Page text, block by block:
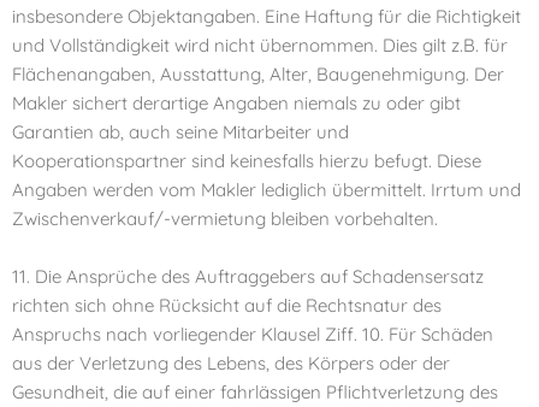
insbesondere Objektangaben. Eine Haftung für die Richtigkeit
und Vollständigkeit wird nicht übernommen. Dies gilt z.B. für
Flächenangaben, Ausstattung, Alter, Baugenehmigung. Der
Makler sichert derartige Angaben niemals zu oder gibt
Garantien ab, auch seine Mitarbeiter und
Kooperationspartner sind keinesfalls hierzu befugt. Diese
Angaben werden vom Makler lediglich übermittelt. Irrtum und
Zwischenverkauf/-vermietung bleiben vorbehalten.
11. Die Ansprüche des Auftraggebers auf Schadensersatz
richten sich ohne Rücksicht auf die Rechtsnatur des
Anspruchs nach vorliegender Klausel Ziff. 10. Für Schäden
aus der Verletzung des Lebens, des Körpers oder der
Gesundheit, die auf einer fahrlässigen Pflichtverletzung des